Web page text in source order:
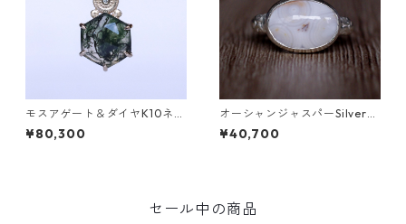
モスアゲート＆ダイヤK10ネッ
クレス DAHMA(ダーマ) [D01
7]
¥80,300
オーシャンジャスパーSilverリ
ング EPA(エパ）[E001]
¥40,700
セール中の商品